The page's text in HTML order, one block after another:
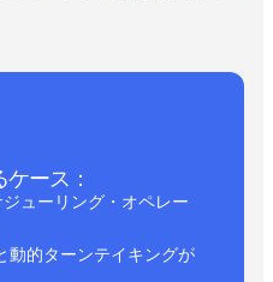
ース：
ューリング・オペレー
動的ターンテイキングが